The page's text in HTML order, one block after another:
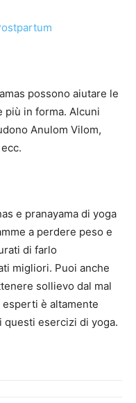
possono aiutare le
più in forma. Alcuni
Anulom Vilom,
e pranayama di yoga
a perdere peso e
di farlo
migliori. Puoi anche
sollievo dal mal
esperti è altamente
questi esercizi di yoga.